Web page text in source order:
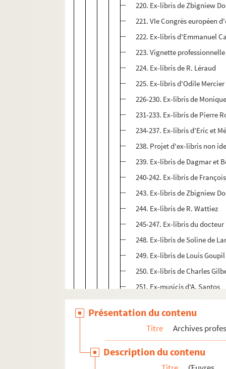
220. Ex-libris de Zbigniew
221. VIe Congrès européen
222. Ex-libris d'Emmanuel
223. Vignette
224. Ex-libris de R. Léraud
225. Ex-libris d'Odile Mercier
226-230. Ex-libris de
231-233. Ex-libris de Pierre
234-237. Ex-libris d'Eric et
238. Projet d'ex-libris non
239. Ex-libris de Dagmar et
240-242. Ex-libris de
243. Ex-libris de Zbigniew
244. Ex-libris de R. Wattiez
245-247. Ex-libris du
248. Ex-libris de Soline de
249. Ex-libris de Louis
250. Ex-libris de Charles
251. Ex-musicis d'A. Santos
253-255. Ex-libris d'Evelyne
256-258. Ex-libris du
259. Ex-libris de Filip
260. Livres alignés dans
Présentation du contenu
Titre Archives
Description du contenu